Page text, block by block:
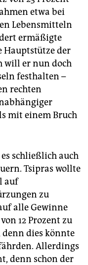
etwa bei
Lebensmitteln
ermäßigte
Hauptstütze der
will er nun doch
festhalten –
rechten
mit einem Bruch
schließlich auch
Tsipras wollte
auf
zu
alle Gewinne
12 Prozent zu
denn dies könnte
Allerdings
denn schon der